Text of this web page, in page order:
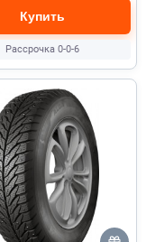
Купить
Рассрочка 0-0-6